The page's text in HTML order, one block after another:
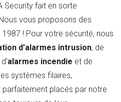
Security fait en sorte
vous proposons des
! Pour votre sécurité, nous
d’alarmes intrusion, de
alarmes incendie et de
systèmes filaires,
placés par notre